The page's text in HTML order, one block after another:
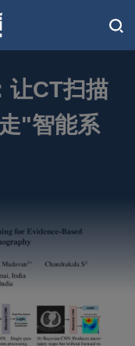
让CT扫描
"智能系